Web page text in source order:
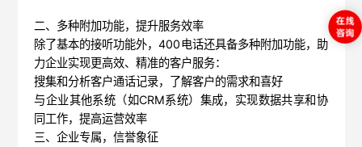
二、多种附加功能，提升服务效率
除了基本的接听功能外，400电话还具备多种附加功能，助
力企业实现更高效、精准的客户服务：
搜集和分析客户通话记录，了解客户的需求和喜好
与企业其他系统（如CRM系统）集成，实现数据共享和协
同工作，提高运营效率
三、企业专属，信誉象征